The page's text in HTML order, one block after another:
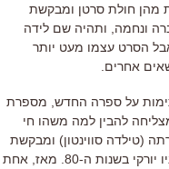
מהן חולת סרטן ומבקשת
ונחמה
ותהיה שם לידה
הסרט עצמו מעט יותר
אחרים
על ספרה החדש מספרת
להבין למה משהו חי
(טילדה סווינטון) ומבקשת
יורקי בשנות ה-80. מאז אחת